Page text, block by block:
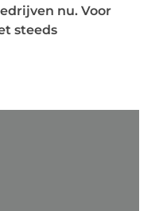
nu. Voor
steeds